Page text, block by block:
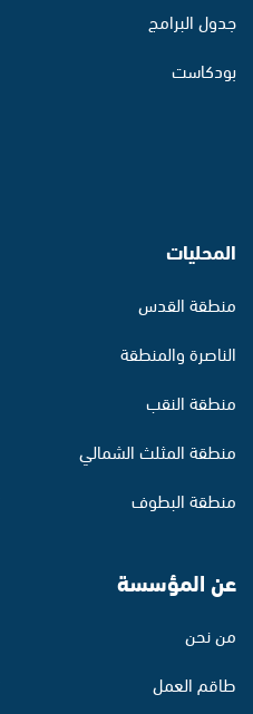
جدول البرامج
بودكاست
المحليات
منطقة القدس
الناصرة والمنطقة
منطقة النقب
منطقة المثلث الشمالي
منطقة البطوف
عن المؤسسة
من نحن
طاقم العمل